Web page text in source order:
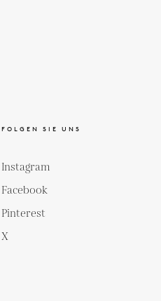
FOLGEN SIE UNS
Instagram
Facebook
Pinterest
X